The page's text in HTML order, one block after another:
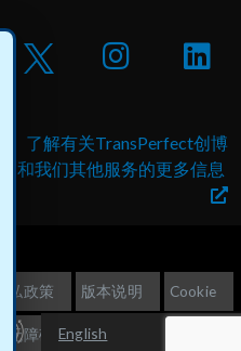
了解有关TransPerfect创博
和我们其他服务的更多信息
隐私政策 版本说明 Cookie
无障碍访问
English